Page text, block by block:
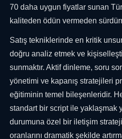
70 daha uygun fiyatlar sunan
kaliteden ödün vermeden
Satış tekniklerinde en kritik
doğru analiz etmek ve
sunmaktır. Aktif dinleme, soru
yönetimi ve kapanış stratejileri
eğitiminin temel bileşenleridir.
standart bir script ile yaklaşmak
durumuna özel bir iletişim
oranlarını dramatik şekilde